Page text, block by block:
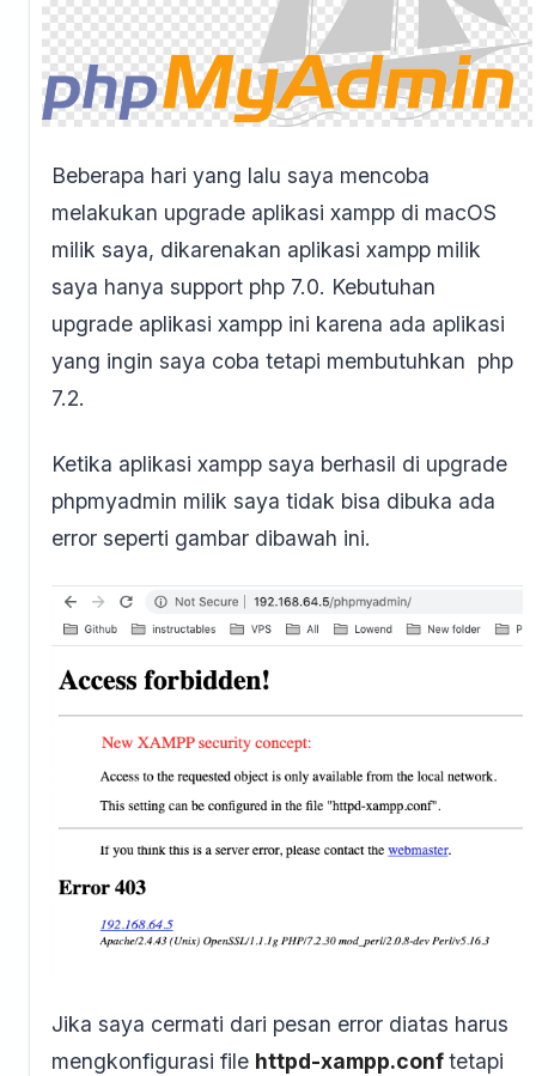
Beberapa hari yang lalu saya mencoba
melakukan upgrade aplikasi xampp di macOS
milik saya, dikarenakan aplikasi xampp milik
saya hanya support php 7.0. Kebutuhan
upgrade aplikasi xampp ini karena ada aplikasi
yang ingin saya coba tetapi membutuhkan php
7.2.
Ketika aplikasi xampp saya berhasil di upgrade
phpmyadmin milik saya tidak bisa dibuka ada
error seperti gambar dibawah ini.
Jika saya cermati dari pesan error diatas harus
mengkonfigurasi file httpd-xampp.conftetapi